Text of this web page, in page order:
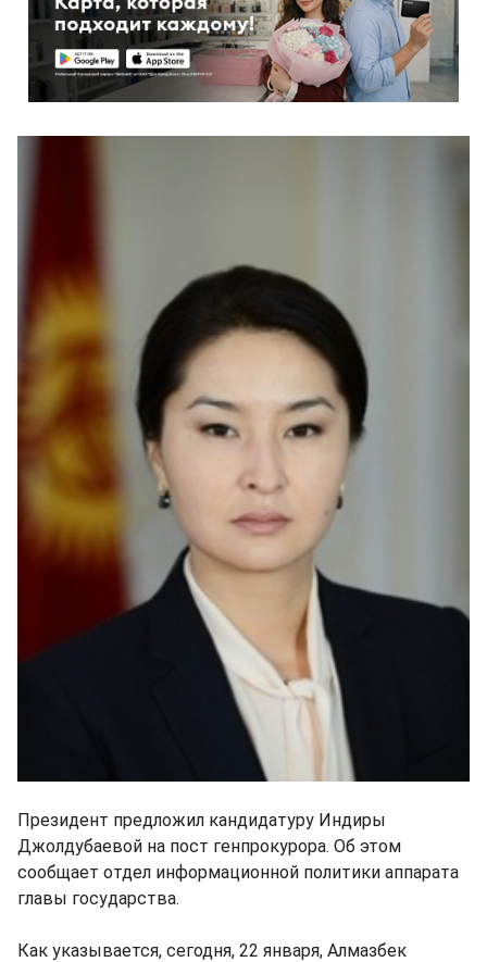
Президент предложил кандидатуру Индиры
Джолдубаевой на пост генпрокурора. Об этом
сообщает отдел информационной политики аппарата
главы государства.
Как указывается, сегодня, 22 января, Алмазбек